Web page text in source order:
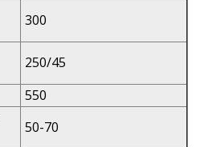
300
250/45
550
50-70